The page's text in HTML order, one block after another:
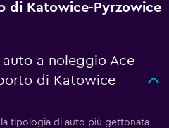
di Katowice-Pyrzowice
a noleggio Ace
di Katowice-
tipologia di auto più gettonata